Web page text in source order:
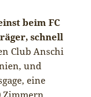
beim FC
schnell
Club Anschi
und
eine